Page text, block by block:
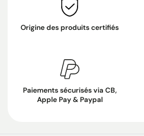
Origine des produits certifiés
Paiements sécurisés via CB,
Apple Pay & Paypal